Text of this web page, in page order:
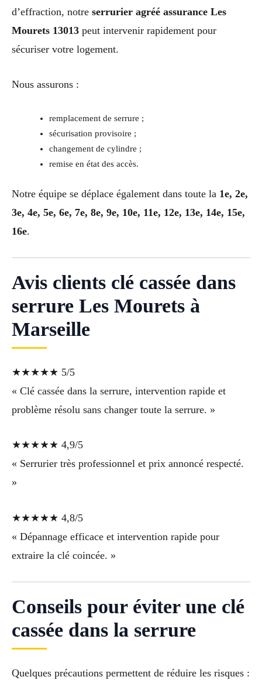
d’effraction, notre serrurier agréé assurance Les
Mourets 13013 peut intervenir rapidement pour
sécuriser votre logement.
Nous assurons :
remplacement de serrure ;
sécurisation provisoire ;
changement de cylindre ;
remise en état des accès.
Notre équipe se déplace également dans toute la 1e, 2e,
3e, 4e, 5e, 6e, 7e, 8e, 9e, 10e, 11e, 12e, 13e, 14e, 15e,
16e.
Avis clients clé cassée dans
serrure Les Mourets à
Marseille
★★★★★ 5/5
« Clé cassée dans la serrure, intervention rapide et
problème résolu sans changer toute la serrure. »
★★★★★ 4,9/5
« Serrurier très professionnel et prix annoncé respecté.
»
★★★★★ 4,8/5
« Dépannage efficace et intervention rapide pour
extraire la clé coincée. »
Conseils pour éviter une clé
cassée dans la serrure
Quelques précautions permettent de réduire les risques :